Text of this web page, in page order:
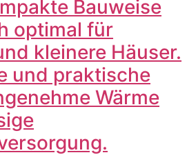
Bauweise
optimal für
kleinere Häuser.
und praktische
Wärme